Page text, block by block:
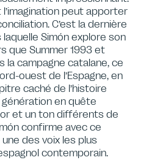
peut apporter
C’est la dernière
laquelle Simón explore son
que Summer 1993 et
la campagne catalane, ce
ouest de l’Espagne, en
caché de l’histoire
en quête
et un ton différents de
confirme avec ce
des voix les plus
contemporain.